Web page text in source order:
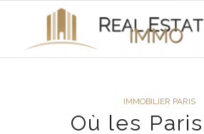
IMMOBILIER PARIS
Où les